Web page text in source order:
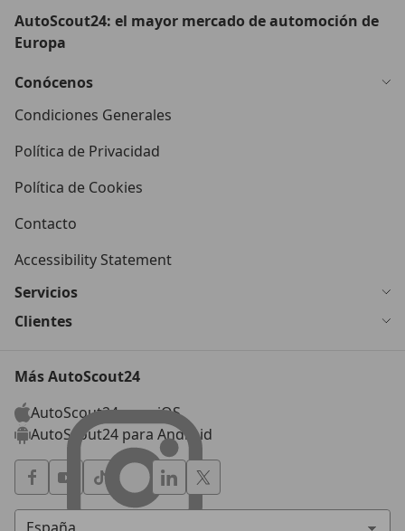
AutoScout24: el mayor mercado de automoción de
Europa
Conócenos
Condiciones Generales
Política de Privacidad
Política de Cookies
Contacto
Accessibility Statement
Servicios
Clientes
Más AutoScout24
AutoScout24 para iOS
AutoScout24 para Android